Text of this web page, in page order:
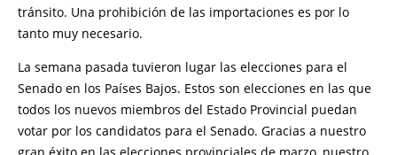
tránsito. Una prohibición de las importaciones es por lo
tanto muy necesario.
La semana pasada tuvieron lugar las elecciones para el
Senado en los Países Bajos. Estos son elecciones en las que
todos los nuevos miembros del Estado Provincial puedan
votar por los candidatos para el Senado. Gracias a nuestro